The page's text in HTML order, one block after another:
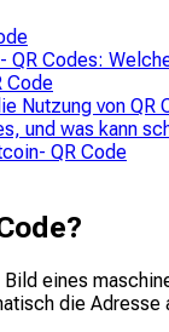
QR Codes:
Code
Nutzung von
und was kann
QR Code
eines
die